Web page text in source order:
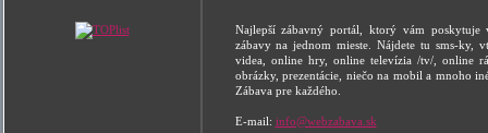
Najlepší zábavný portál, ktorý vám poskytuje
zábavy na jednom mieste. Nájdete tu sms-ky,
videa, online hry, online televízia /tv/, online
obrázky, prezentácie, niečo na mobil a mnoho
Zábava pre každého.
E-mail: info@webzabava.sk